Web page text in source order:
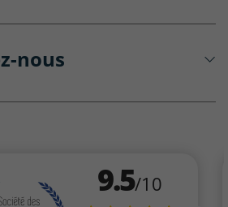
nous